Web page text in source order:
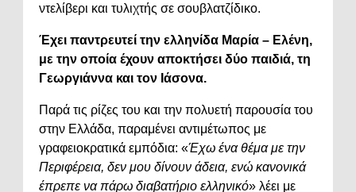
ντελίβερι και τυλιχτής σε σουβλατζίδικο.
Έχει παντρευτεί την ελληνίδα Μαρία – Ελένη,
με την οποία έχουν αποκτήσει δύο παιδιά, τη
Γεωργιάννα και τον Ιάσονα.
Παρά τις ρίζες του και την πολυετή παρουσία του
στην Ελλάδα, παραμένει αντιμέτωπος με
γραφειοκρατικά εμπόδια: «Έχω ένα θέμα με την
Περιφέρεια, δεν μου δίνουν άδεια, ενώ κανονικά
έπρεπε να πάρω διαβατήριο ελληνικό» λέει με